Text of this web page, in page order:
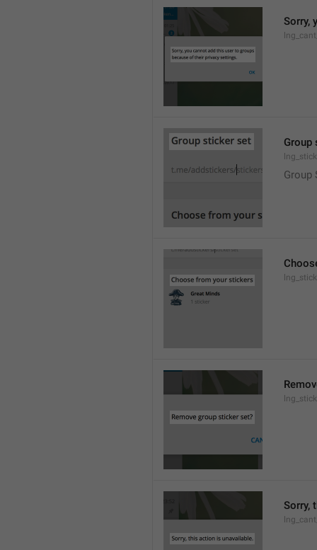
Sorry,
Group
Group
Sorry,